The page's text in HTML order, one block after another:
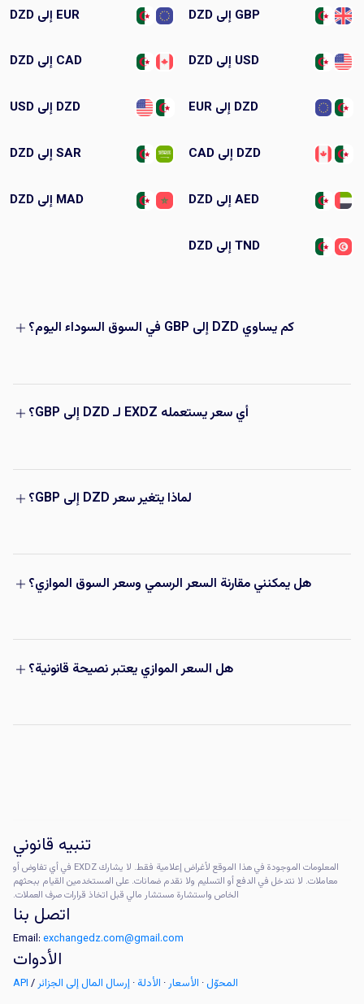
GBP إلى DZD EUR إلى DZD
USD إلى DZD CAD إلى DZD
DZD إلى EUR DZD إلى USD
DZD إلى CAD SAR إلى DZD
AED إلى DZD MAD إلى DZD
TND إلى DZD
كم يساوي DZD إلى GBP في السوق السوداء اليوم؟
أي سعر يستعمله EXDZ لـ DZD إلى GBP؟
لماذا يتغير سعر DZD إلى GBP؟
هل يمكنني مقارنة السعر الرسمي وسعر السوق الموازي؟
هل السعر الموازي يعتبر نصيحة قانونية؟
تنبيه قانوني
المعلومات الموجودة في هذا الموقع لأغراض إعلامية فقط. لا يشارك EXDZ في أي تفاوض أو
معاملات. لا نتدخل في الدفع أو التسليم ولا نقدم ضمانات. على المستخدمين القيام ببحثهم
الخاص واستشارة مستشار مالي قبل اتخاذ قرارات صرف العملات.
اتصل بنا
Email: exchangedz.com@gmail.com
الأدوات
المحوّل· الأسعار· الأدلة · إرسال المال إلى الجزائر/
API